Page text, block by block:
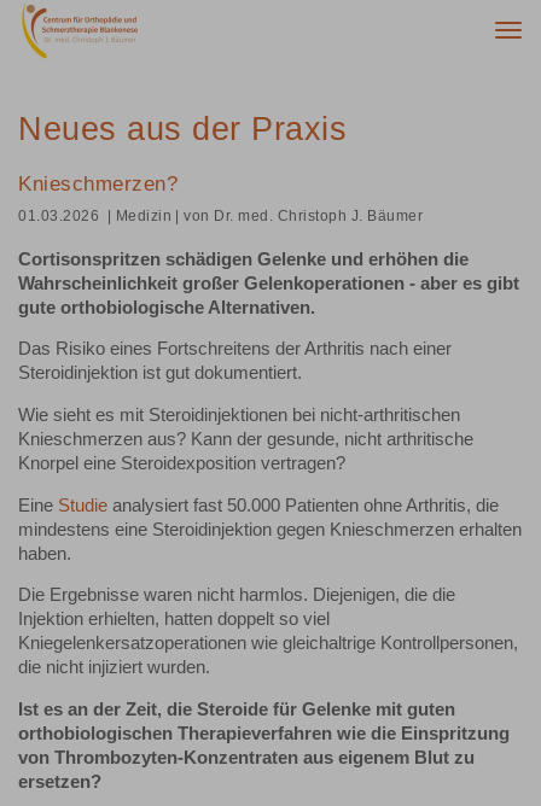
Neues aus der Praxis
Knieschmerzen?
01.03.2026 | Medizin | von Dr. med. Christoph J. Bäumer
Cortisonspritzen schädigen Gelenke und erhöhen die
Wahrscheinlichkeit großer Gelenkoperationen - aber es gibt
gute orthobiologische Alternativen.
Das Risiko eines Fortschreitens der Arthritis nach einer
Steroidinjektion ist gut dokumentiert.
Wie sieht es mit Steroidinjektionen bei nicht-arthritischen
Knieschmerzen aus? Kann der gesunde, nicht arthritische
Knorpel eine Steroidexposition vertragen?
Eine Studie analysiert fast 50.000 Patienten ohne Arthritis, die
mindestens eine Steroidinjektion gegen Knieschmerzen erhalten
haben.
Die Ergebnisse waren nicht harmlos. Diejenigen, die die
Injektion erhielten, hatten doppelt so viel
Kniegelenkersatzoperationen wie gleichaltrige Kontrollpersonen,
die nicht injiziert wurden.
Ist es an der Zeit, die Steroide für Gelenke mit guten
orthobiologischen Therapieverfahren wie die Einspritzung
von Thrombozyten-Konzentraten aus eigenem Blut zu
ersetzen?